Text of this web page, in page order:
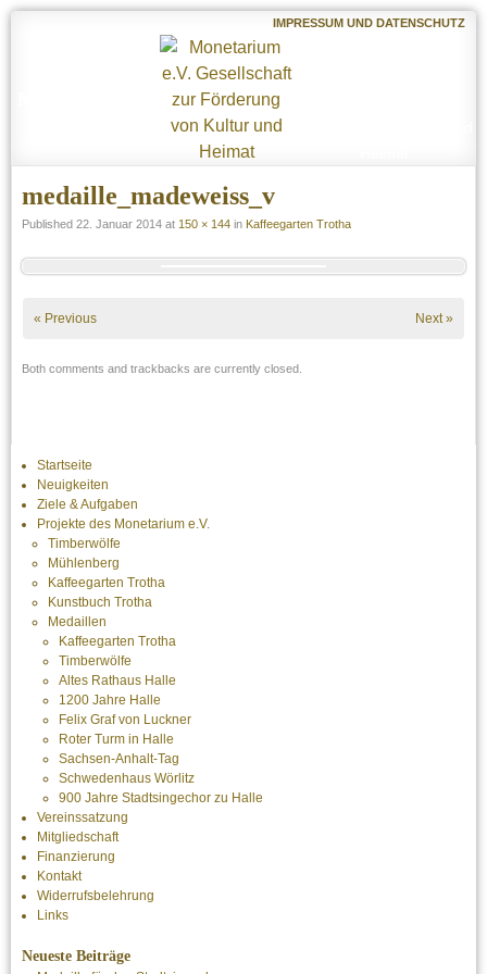
IMPRESSUM UND DATENSCHUTZ
medaille_madeweiss_v
Published 22. Januar 2014 at 150 × 144 in Kaffeegarten Trotha
« Previous Next »
Both comments and trackbacks are currently closed.
Startseite
Neuigkeiten
Ziele & Aufgaben
Projekte des Monetarium e.V.
Timberwölfe
Mühlenberg
Kaffeegarten Trotha
Kunstbuch Trotha
Medaillen
Kaffeegarten Trotha
Timberwölfe
Altes Rathaus Halle
1200 Jahre Halle
Felix Graf von Luckner
Roter Turm in Halle
Sachsen-Anhalt-Tag
Schwedenhaus Wörlitz
900 Jahre Stadtsingechor zu Halle
Vereinssatzung
Mitgliedschaft
Finanzierung
Kontakt
Widerrufsbelehrung
Links
Neueste Beiträge